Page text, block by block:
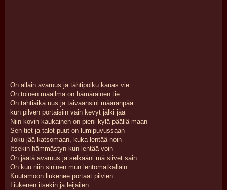
On allain avaruus ja tähtipolku kauas vie
On toinen maailma on hämäräinen tie
On tähtiaika uus ja taivaansini määränpää
kun pilven portaisiin vain kevyt jälki jää
Niin kovin kaukainen on pieni kylä päällä maan
Sen tiet ja talot puut on lumipuvussaan
Joku jää katsomaan, kuka lentää noin
Itsekin hämmästyn kun lentää voin
On jäätä avaruus ja selkääni mä siivet sain
On kuu niin sininen mun lentomatkallain
Kuutamoon liukenee portaat pilvien
Liukenen itsekin ja leijailen